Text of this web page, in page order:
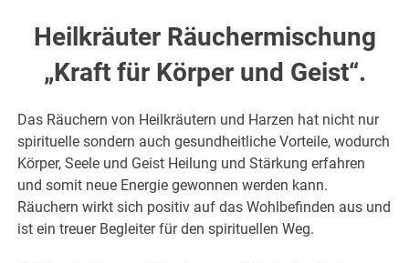
Heilkräuter Räuchermischung
„Kraft für Körper und Geist“.
Das Räuchern von Heilkräutern und Harzen hat nicht nur
spirituelle sondern auch gesundheitliche Vorteile, wodurch
Körper, Seele und Geist Heilung und Stärkung erfahren
und somit neue Energie gewonnen werden kann.
Räuchern wirkt sich positiv auf das Wohlbefinden aus und
ist ein treuer Begleiter für den spirituellen Weg.